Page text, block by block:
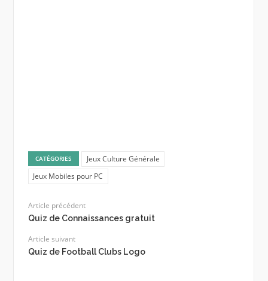
CATÉGORIES
Jeux Culture Générale
Jeux Mobiles pour PC
Article précédent
Quiz de Connaissances gratuit
Article suivant
Quiz de Football Clubs Logo